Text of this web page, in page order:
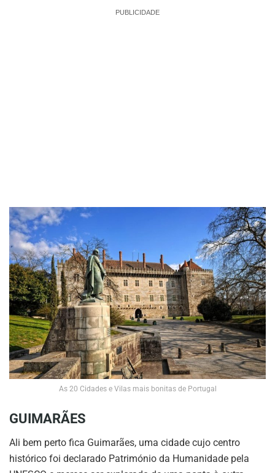
PUBLICIDADE
As 20 Cidades e Vilas mais bonitas de Portugal
GUIMARÃES
Ali bem perto fica Guimarães, uma cidade cujo centro
histórico foi declarado Património da Humanidade pela